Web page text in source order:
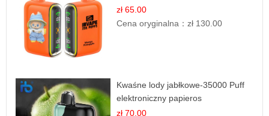
zł 65.00
Cena oryginalna：zł 130.00
Kwaśne lody jabłkowe-35000 Puff
elektroniczny papieros
zł 70.00